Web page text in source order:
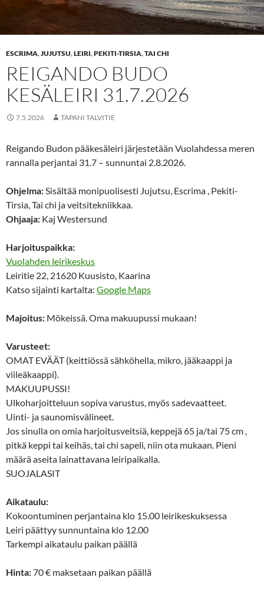
ESCRIMA,JUJUTSU,LEIRI,PEKITI-TIRSIA,TAI CHI
REIGANDO BUDO
KESÄLEIRI 31.7.2026
7.5.2026 TAPANI TALVITIE
Reigando Budon pääkesäleiri järjestetään Vuolahdessa meren
rannalla perjantai 31.7 – sunnuntai 2.8.2026.
Ohjelma:Sisältää monipuolisesti Jujutsu, Escrima , Pekiti-
Tirsia, Tai chi ja veitsitekniikkaa.
Ohjaaja: Kaj Westersund
Harjoituspaikka:
Vuolahden leirikeskus
Leiritie 22, 21620 Kuusisto, Kaarina
Katso sijainti kartalta: Google Maps
Majoitus: Mökeissä. Oma makuupussi mukaan!
Varusteet:
OMAT EVÄÄT (keittiössä sähköhella, mikro, jääkaappi ja
viileäkaappi).
MAKUUPUSSI!
Ulkoharjoitteluun sopiva varustus, myös sadevaatteet.
Uinti- ja saunomisvälineet.
Jos sinulla on omia harjoitusveitsiä, keppejä 65 ja/tai 75 cm ,
pitkä keppi tai keihäs, tai chi sapeli, niin ota mukaan. Pieni
määrä aseita lainattavana leiripaikalla.
SUOJALASIT
Aikataulu:
Kokoontuminen perjantaina klo 15.00 leirikeskuksessa
Leiri päättyy sunnuntaina klo 12.00
Tarkempi aikataulu paikan päällä
Hinta:70 € maksetaan paikan päällä